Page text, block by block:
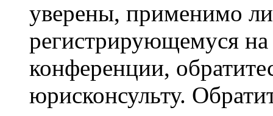
уверены, применимо
регистрирующемуся
конференции,
юрисконсульту.